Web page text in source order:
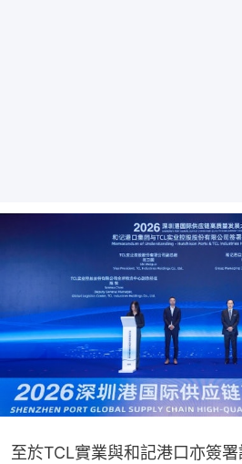
至於TCL實業與和記港口亦簽